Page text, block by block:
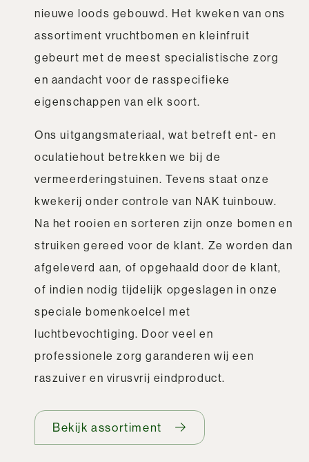
nieuwe loods gebouwd. Het kweken van ons
assortiment vruchtbomen en kleinfruit
gebeurt met de meest specialistische zorg
en aandacht voor de rasspecifieke
eigenschappen van elk soort.
Ons uitgangsmateriaal, wat betreft ent- en
oculatiehout betrekken we bij de
vermeerderingstuinen. Tevens staat onze
kwekerij onder controle van NAK tuinbouw.
Na het rooien en sorteren zijn onze bomen en
struiken gereed voor de klant. Ze worden dan
afgeleverd aan, of opgehaald door de klant,
of indien nodig tijdelijk opgeslagen in onze
speciale bomenkoelcel met
luchtbevochtiging. Door veel en
professionele zorg garanderen wij een
raszuiver en virusvrij eindproduct.
Bekijk assortiment